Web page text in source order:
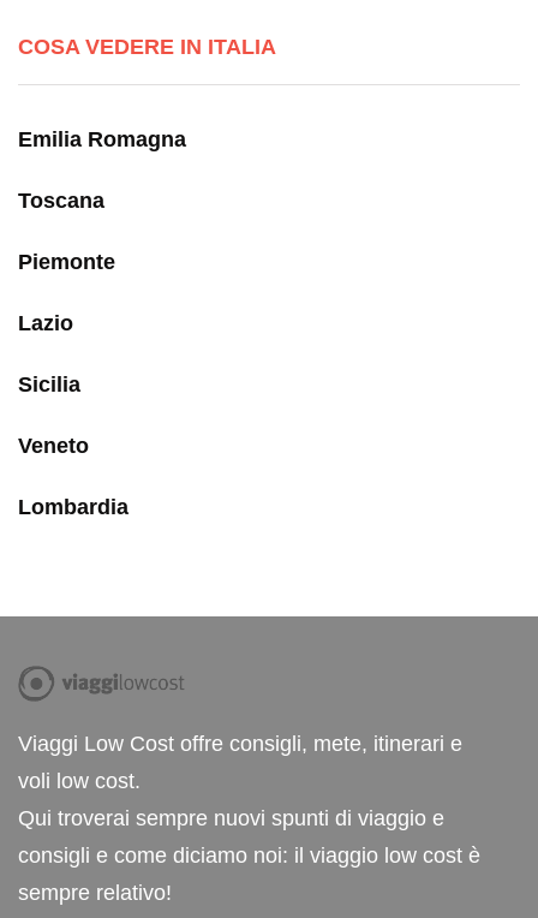
COSA VEDERE IN ITALIA
Emilia Romagna
Toscana
Piemonte
Lazio
Sicilia
Veneto
Lombardia
Viaggi Low Cost offre consigli, mete, itinerari e
voli low cost.
Qui troverai sempre nuovi spunti di viaggio e
consigli e come diciamo noi: il viaggio low cost è
sempre relativo!